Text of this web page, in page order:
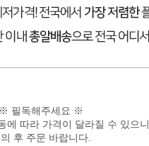
※ 필독해주세요 ※
에 따라 가격이 달라질 수 있으니
후 주문 바랍니다.